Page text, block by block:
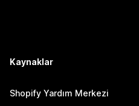
Kaynaklar
Shopify Yardım Merkezi